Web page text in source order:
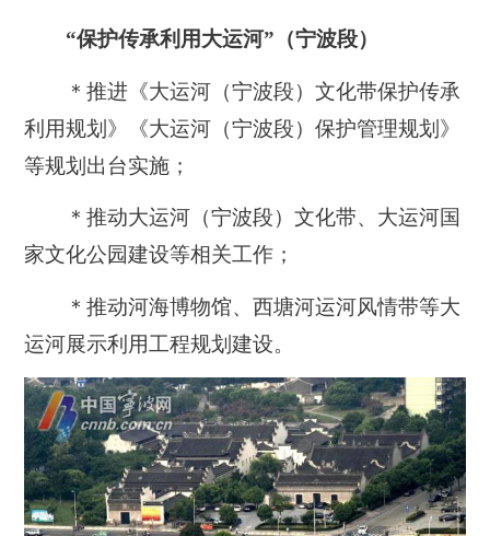
“保护传承利用大运河”（宁波段）
＊推进《大运河（宁波段）文化带保护传承
利用规划》《大运河（宁波段）保护管理规划》
等规划出台实施；
＊推动大运河（宁波段）文化带、大运河国
家文化公园建设等相关工作；
＊推动河海博物馆、西塘河运河风情带等大
运河展示利用工程规划建设。